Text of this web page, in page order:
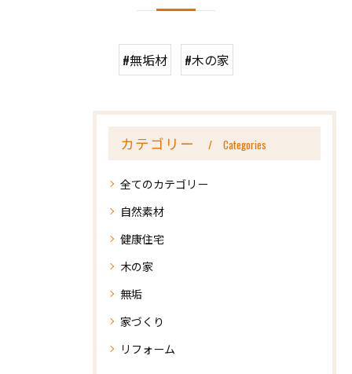
#無垢材 #木の家
カテゴリー Categories
全てのカテゴリー
自然素材
健康住宅
木の家
無垢
家づくり
リフォーム